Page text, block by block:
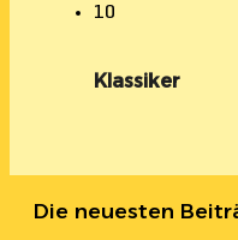
10
Klassiker
Die neuesten